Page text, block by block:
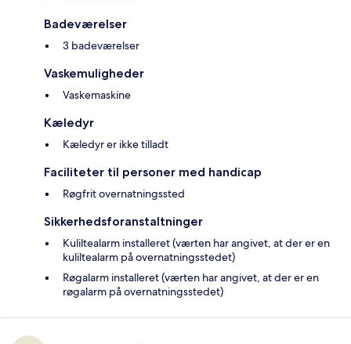
Badeværelser
3 badeværelser
Vaskemuligheder
Vaskemaskine
Kæledyr
Kæledyr er ikke tilladt
Faciliteter til personer med handicap
Røgfrit overnatningssted
Sikkerhedsforanstaltninger
Kuliltealarm installeret (værten har angivet, at der er en
kuliltealarm på overnatningsstedet)
Røgalarm installeret (værten har angivet, at der er en
røgalarm på overnatningsstedet)